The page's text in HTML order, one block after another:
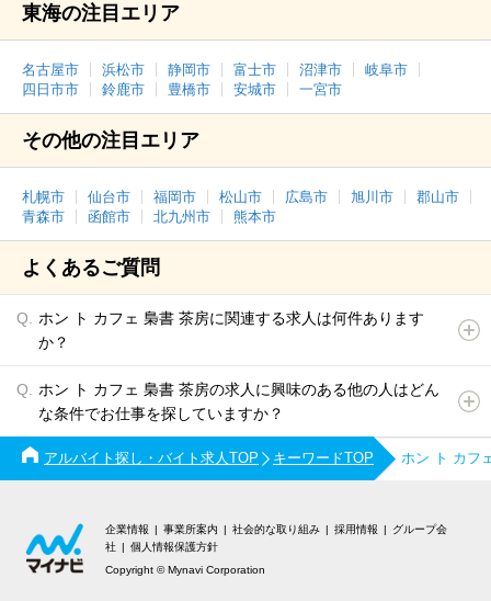
東海の注目エリア
名古屋市 浜松市 静岡市 富士市 沼津市
岐阜市
四日市市
鈴鹿市 豊橋市 安城市 一宮市
その他の注目エリア
札幌市 仙台市 福岡市 松山市 広島市 旭川市
郡山市
青森市
函館市 北九州市 熊本市
よくあるご質問
ホン ト カフェ 梟書 茶房に関連する求人は何件あります
か？
ホン ト カフェ 梟書 茶房の求人に興味のある他の人はどん
な条件でお仕事を探していますか？
アルバイト探し・バイト求人TOP キーワードTOP ホン ト カフ
企業情報 事業所案内 社会的な取り組み 採用情報
グループ会
社
個人情報保護方針
Copyright © Mynavi Corporation